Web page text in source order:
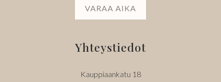
VARAA AIKA
Yhteystiedot
Kauppiaankatu 18